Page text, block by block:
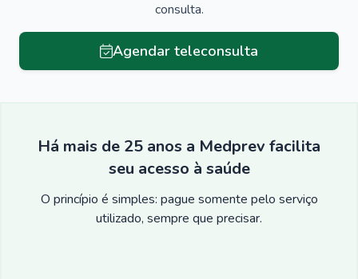
consulta.
Agendar teleconsulta
Há mais de 25 anos a Medprev facilita
seu acesso à saúde
O princípio é simples: pague somente pelo serviço
utilizado, sempre que precisar.